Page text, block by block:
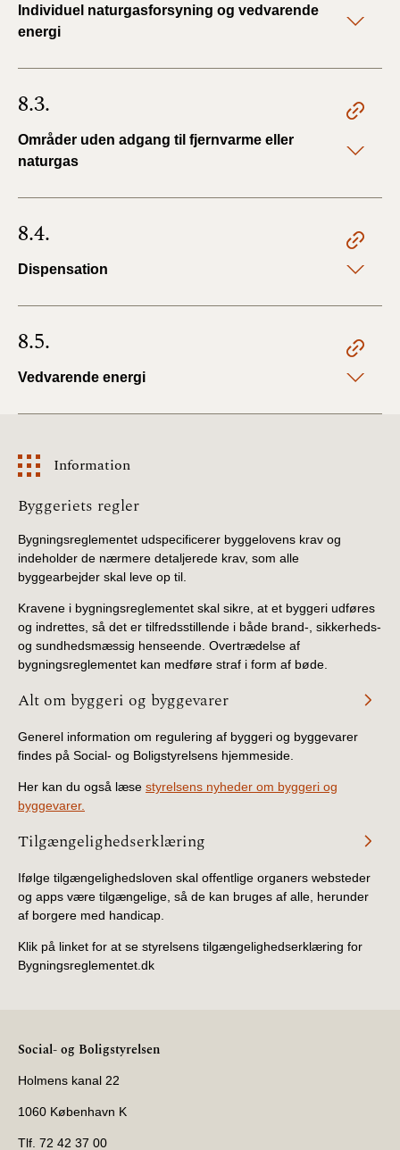
Individuel naturgasforsyning og vedvarende
energi
8.3.
Områder uden adgang til fjernvarme eller
naturgas
8.4.
Dispensation
8.5.
Vedvarende energi
Information
Information
Byggeriets regler
Bygningsreglementet udspecificerer byggelovens krav og
indeholder de nærmere detaljerede krav, som alle
byggearbejder skal leve op til.
Kravene i bygningsreglementet skal sikre, at et byggeri udføres
og indrettes, så det er tilfredsstillende i både brand-, sikkerheds-
og sundhedsmæssig henseende. Overtrædelse af
bygningsreglementet kan medføre straf i form af bøde.
Alt om byggeri og byggevarer
Generel information om regulering af byggeri og byggevarer
findes på Social- og Boligstyrelsens hjemmeside.
Her kan du også læse styrelsens nyheder om byggeri og
byggevarer.
Tilgængelighedserklæring
Ifølge tilgængelighedsloven skal offentlige organers websteder
og apps være tilgængelige, så de kan bruges af alle, herunder
af borgere med handicap.
Klik på linket for at se styrelsens tilgængelighedserklæring for
Bygningsreglementet.dk
Social- og Boligstyrelsen
Holmens kanal 22
1060 København K
Tlf. 72 42 37 00